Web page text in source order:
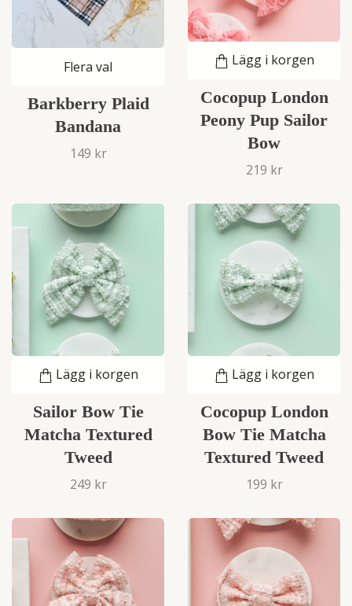
Flera val
Barkberry Plaid
Bandana
149 kr
Lägg i korgen
Cocopup London
Peony Pup Sailor
Bow
219 kr
Lägg i korgen
Sailor Bow Tie
Matcha Textured
Tweed
249 kr
Lägg i korgen
Cocopup London
Bow Tie Matcha
Textured Tweed
199 kr